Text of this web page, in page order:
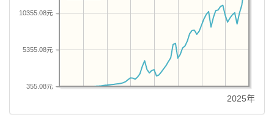
355.08元
5355.08元
10355.08元
2025年